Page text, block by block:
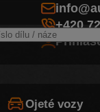
+420
Ojeté vozy